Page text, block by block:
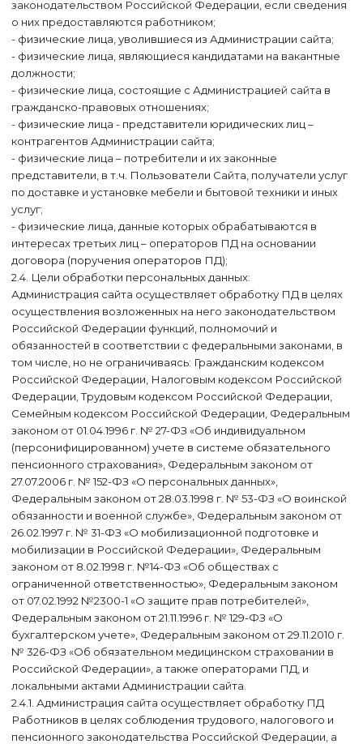
законодательством Российской Федерации, если сведения
о них предоставляются работником;
- физические лица, уволившиеся из Администрации сайта;
- физические лица, являющиеся кандидатами на вакантные
должности;
- физические лица, состоящие с Администрацией сайта в
гражданско-правовых отношениях;
- физические лица - представители юридических лиц –
контрагентов Администрации сайта;
- физические лица – потребители и их законные
представители, в т.ч. Пользователи Сайта, получатели услуг
по доставке и установке мебели и бытовой техники и иных
услуг;
- физические лица, данные которых обрабатываются в
интересах третьих лиц – операторов ПД на основании
договора (поручения операторов ПД);
2.4. Цели обработки персональных данных:
Администрация сайта осуществляет обработку ПД в целях
осуществления возложенных на него законодательством
Российской Федерации функций, полномочий и
обязанностей в соответствии с федеральными законами, в
том числе, но не ограничиваясь: Гражданским кодексом
Российской Федерации, Налоговым кодексом Российской
Федерации, Трудовым кодексом Российской Федерации,
Семейным кодексом Российской Федерации, Федеральным
законом от 01.04.1996 г. № 27-ФЗ «Об индивидуальном
(персонифицированном) учете в системе обязательного
пенсионного страхования», Федеральным законом от
27.07.2006 г. № 152-ФЗ «О персональных данных»,
Федеральным законом от 28.03.1998 г. № 53-ФЗ «О воинской
обязанности и военной службе», Федеральным законом от
26.02.1997 г. № 31-ФЗ «О мобилизационной подготовке и
мобилизации в Российской Федерации», Федеральным
законом от 8.02.1998 г. №14-ФЗ «Об обществах с
ограниченной ответственностью», Федеральным законом
от 07.02.1992 №2300-1 «О защите прав потребителей»,
Федеральным законом от 21.11.1996 г. № 129-ФЗ «О
бухгалтерском учете», Федеральным законом от 29.11.2010 г.
№ 326-ФЗ «Об обязательном медицинском страховании в
Российской Федерации», а также операторами ПД, и
локальными актами Администрации сайта.
2.4.1. Администрация сайта осуществляет обработку ПД
Работников в целях соблюдения трудового, налогового и
пенсионного законодательства Российской Федерации, а